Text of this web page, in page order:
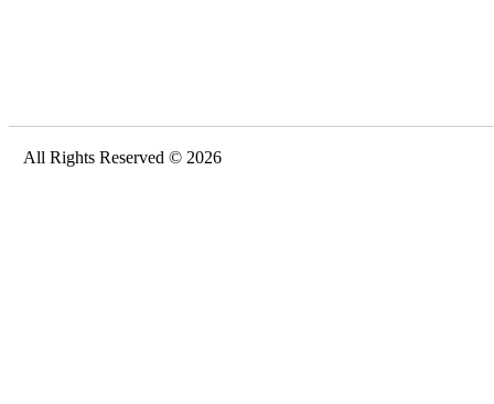
All Rights Reserved © 2026